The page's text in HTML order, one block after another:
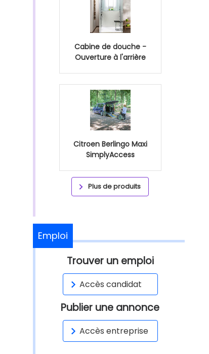
Cabine de douche -
Ouverture à l'arrière
Citroen Berlingo Maxi
SimplyAccess
Plus de produits
Emploi
Trouver un emploi
Accès candidat
Publier une annonce
Accès entreprise